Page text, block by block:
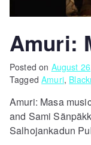
Amuri:
Posted on August
TaggedAmuri,
Amuri: Masa
and Sami
Salhojankadun